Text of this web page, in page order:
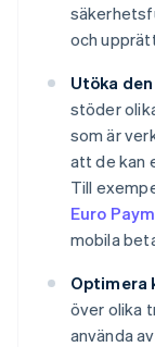
och
Utöka
stöder
som är
att de kan
Till
Euro
mobila
Optimera
över olika
använda